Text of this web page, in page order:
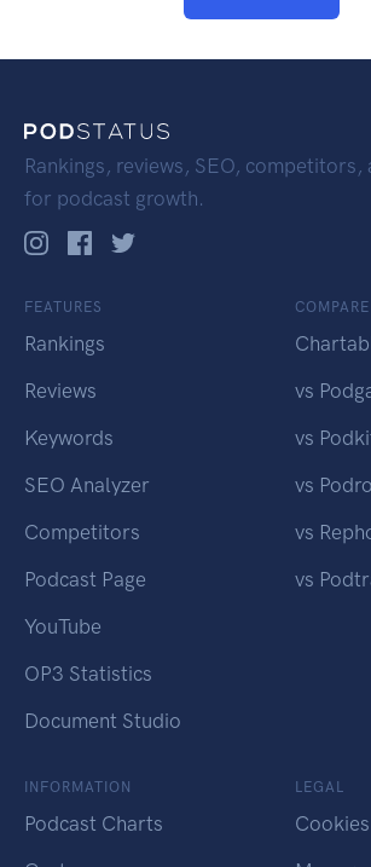
Rankings, reviews, SEO, competitors,
for podcast growth.
FEATURES
Rankings
Reviews
Keywords
SEO Analyzer
Competitors
Podcast Page
YouTube
OP3 Statistics
Document Studio
COMPARE
vs
vs
vs
vs
vs
INFORMATION
Podcast Charts
LEGAL
Cookies